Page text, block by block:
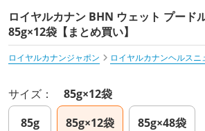
ロイヤルカナン BHN ウェット プード
85g×12袋【まとめ買い】
ロイヤルカナンジャポン
ロイヤルカナンヘルスニ
サイズ： 85g×12袋
85g
85g×12袋
85g×48袋